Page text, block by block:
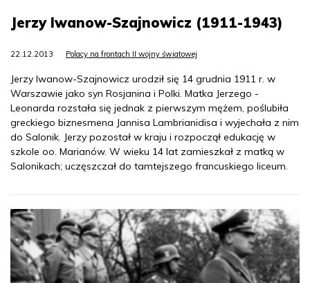
Jerzy Iwanow-Szajnowicz (1911-1943)
22.12.2013 Polacy na frontach II wojny światowej
Jerzy Iwanow-Szajnowicz urodził się 14 grudnia 1911 r. w
Warszawie jako syn Rosjanina i Polki. Matka Jerzego -
Leonarda rozstała się jednak z pierwszym mężem, poślubiła
greckiego biznesmena Jannisa Lambrianidisa i wyjechała z nim
do Salonik. Jerzy pozostał w kraju i rozpoczął edukację w
szkole oo. Marianów. W wieku 14 lat zamieszkał z matką w
Salonikach; uczęszczał do tamtejszego francuskiego liceum.